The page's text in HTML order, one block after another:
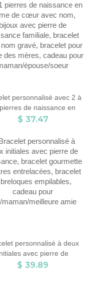
personnalisé avec 2 à
de naissance en
de cœur avec nom,
bracelet avec nom
bracelet pour la fête des
cadeau pour maman/
épouse/soeur
$ 37.47
personnalisé à deux
avec pierre de
bracelet gourmette
$ 39.89